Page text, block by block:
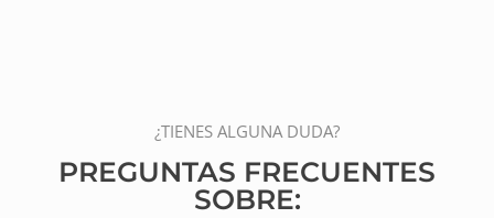
¿TIENES ALGUNA DUDA?
PREGUNTAS FRECUENTES
SOBRE: